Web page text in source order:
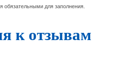
для заполнения.
к отзывам